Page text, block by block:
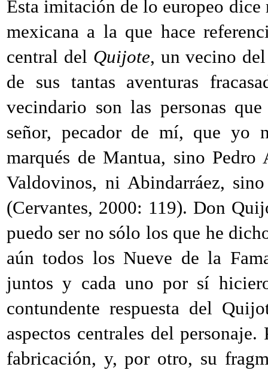
Esta imitación de lo europeo
mexicana a la que hace
central del Quijote, un vecino
de sus tantas aventuras
vecindario son las personas
señor, pecador de mí, que yo
marqués de Mantua, sino
Valdovinos, ni Abindarráez,
(Cervantes, 2000: 119). Don
puedo ser no sólo los que he
aún todos los Nueve de la
juntos y cada uno por sí
contundente respuesta del
aspectos centrales del
fabricación, y, por otro, su